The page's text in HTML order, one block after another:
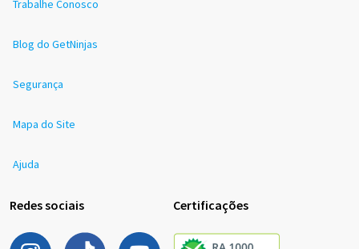
Trabalhe Conosco
Blog do GetNinjas
Segurança
Mapa do Site
Ajuda
Redes sociais Certificações